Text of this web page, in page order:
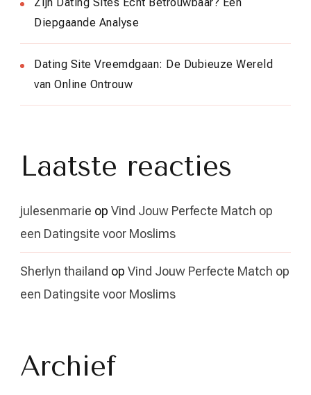
Diepgaande Analyse
Dating Site Vreemdgaan: De Dubieuze Wereld
van Online Ontrouw
Laatste reacties
julesenmarie op Vind Jouw Perfecte Match op
een Datingsite voor Moslims
Sherlyn thailand op Vind Jouw Perfecte Match op
een Datingsite voor Moslims
Archief